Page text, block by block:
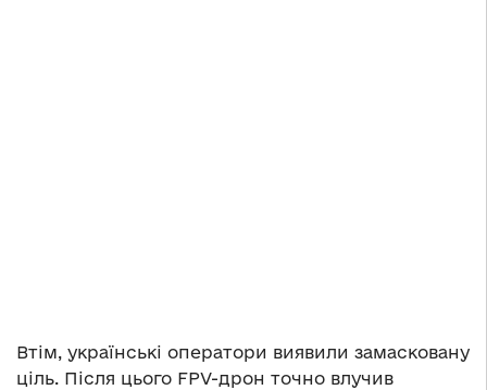
Втім, українські оператори виявили замасковану
ціль. Після цього FPV-дрон точно влучив